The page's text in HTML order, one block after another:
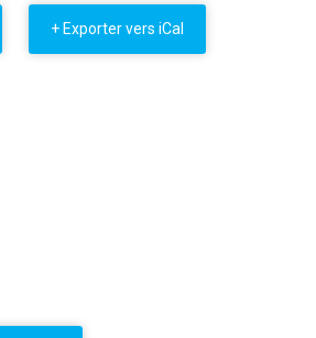
+ Exporter vers iCal